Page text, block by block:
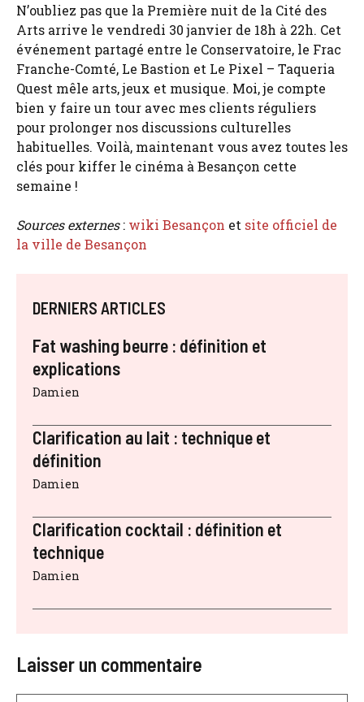
N’oubliez pas que la Première nuit de la Cité des
Arts arrive le vendredi 30 janvier de 18h à 22h. Cet
événement partagé entre le Conservatoire, le Frac
Franche-Comté, Le Bastion et Le Pixel – Taqueria
Quest mêle arts, jeux et musique. Moi, je compte
bien y faire un tour avec mes clients réguliers
pour prolonger nos discussions culturelles
habituelles. Voilà, maintenant vous avez toutes les
clés pour kiffer le cinéma à Besançon cette
semaine !
Sources externes: wiki Besançon et site officiel de
la ville de Besançon
DERNIERS ARTICLES
Fat washing beurre : définition et
explications
Damien
Clarification au lait : technique et
définition
Damien
Clarification cocktail : définition et
technique
Damien
Laisser un commentaire